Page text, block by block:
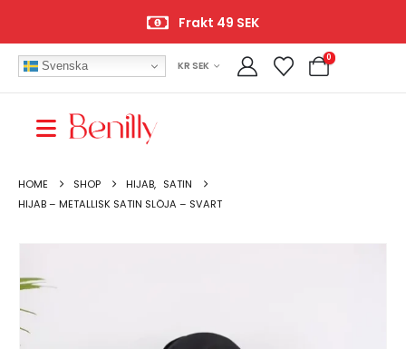
Frakt 49 SEK
Svenska KR SEK
0
HOME SHOP HIJAB, SATIN
HIJAB – METALLISK SATIN SLÖJA – SVART